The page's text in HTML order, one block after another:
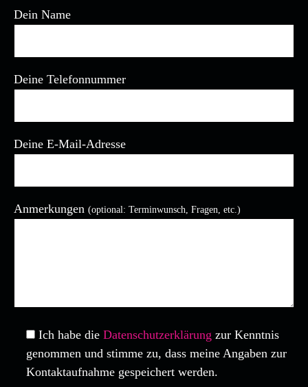
Dein Name
Deine Telefonnummer
Deine E-Mail-Adresse
Bitte lasse dieses Feld leer.
Anmerkungen (optional: Terminwunsch, Fragen, etc.)
Ich habe die Datenschutzerklärung zur Kenntnis
genommen und stimme zu, dass meine Angaben zur
Kontaktaufnahme gespeichert werden.